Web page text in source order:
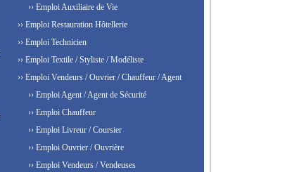
›› Emploi Auxiliaire de Vie
›› Emploi Restauration Hôtellerie
›› Emploi Technicien
›› Emploi Textile / Styliste / Modéliste
›› Emploi Vendeurs / Ouvrier / Chauffeur / Agent
›› Emploi Agent / Agent de Sécurité
›› Emploi Chauffeur
›› Emploi Livreur / Coursier
›› Emploi Ouvrier / Ouvrière
›› Emploi Vendeurs / Vendeuses